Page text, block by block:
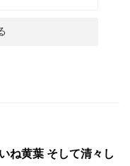
ね黄葉 そして清々し